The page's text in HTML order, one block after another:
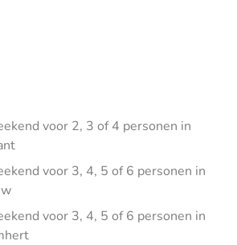
voor 2, 3 of 4 personen in
voor 3, 4, 5 of 6 personen in
voor 3, 4, 5 of 6 personen in